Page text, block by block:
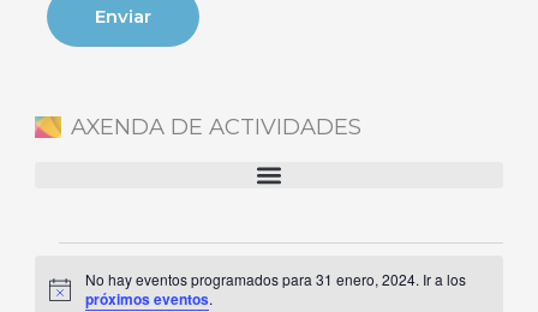
AXENDA DE ACTIVIDADES
en
Aviso
No hay eventos programados para 31 enero, 2024. Ir a los
próximos eventos.